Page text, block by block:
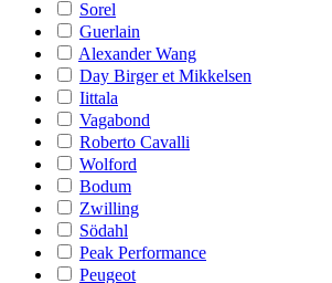
Sorel
Guerlain
Alexander Wang
Day Birger et Mikkelsen
Iittala
Vagabond
Roberto Cavalli
Wolford
Bodum
Zwilling
Södahl
Peak Performance
Peugeot